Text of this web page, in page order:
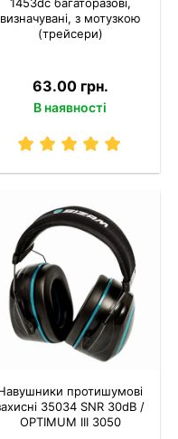
визначувані, з мотузкою
(трейсери)
63.00 грн.
В наявності
протишумові
35034 SNR 30dB /
OPTIMUM III 3050